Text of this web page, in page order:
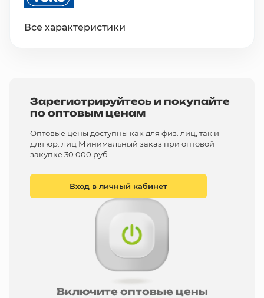
Все характеристики
Зарегистрируйтесь и покупайте
по оптовым ценам
Оптовые цены доступны как для физ. лиц, так и
для юр. лиц Минимальный заказ при оптовой
закупке 30 000 руб.
Вход в личный кабинет
Включите оптовые цены